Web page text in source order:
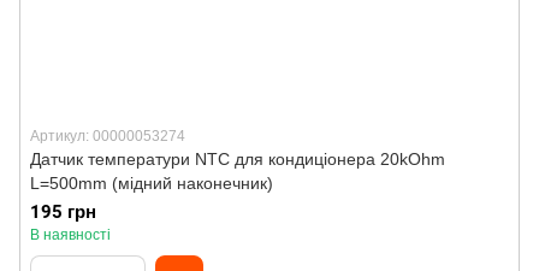
Артикул: 00000053274
Датчик температури NTC для кондиціонера 20kOhm
L=500mm (мідний наконечник)
195 грн
В наявності